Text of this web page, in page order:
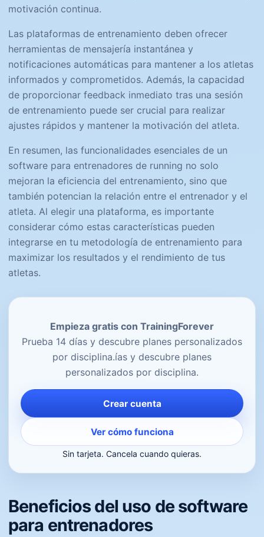
motivación continua.
Las plataformas de entrenamiento deben ofrecer
herramientas de mensajería instantánea y
notificaciones automáticas para mantener a los atletas
informados y comprometidos. Además, la capacidad
de proporcionar feedback inmediato tras una sesión
de entrenamiento puede ser crucial para realizar
ajustes rápidos y mantener la motivación del atleta.
En resumen, las funcionalidades esenciales de un
software para entrenadores de running no solo
mejoran la eficiencia del entrenamiento, sino que
también potencian la relación entre el entrenador y el
atleta. Al elegir una plataforma, es importante
considerar cómo estas características pueden
integrarse en tu metodología de entrenamiento para
maximizar los resultados y el rendimiento de tus
atletas.
Empieza gratis con TrainingForever
Prueba 14 días y descubre planes personalizados
por disciplina.ías y descubre planes
personalizados por disciplina.
Crear cuenta
Ver cómo funciona
Sin tarjeta. Cancela cuando quieras.
Beneficios del uso de software
para entrenadores